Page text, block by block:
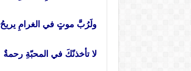
ولَرُبَّ موتٍ في الغرامِ يريحُ
لا تأخذنّكَ في المحبّةِ رحمةٌ